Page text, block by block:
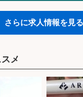
さらに求人情報を見る
メ